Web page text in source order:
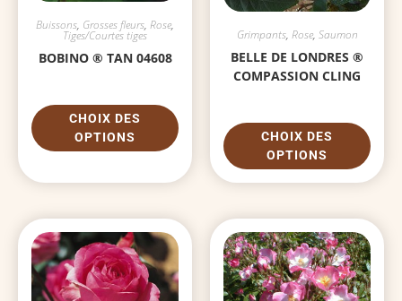
Buissons, Grosses fleurs, Rose,
Tiges/Courtes tiges
BOBINO ® TAN 04608
CHOIX DES
OPTIONS
Grimpants, Rose, Saumon
BELLE DE LONDRES ®
COMPASSION CLING
CHOIX DES
OPTIONS